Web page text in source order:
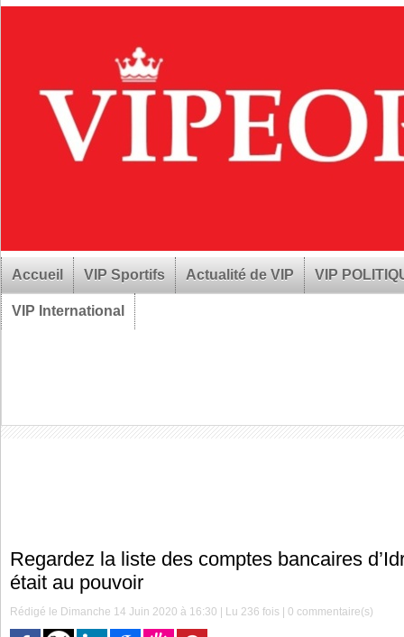
Accueil VIP Sportifs Actualité de VIP VIP
VIP International
Regardez la liste des comptes bancaires
était au pouvoir
Rédigé le Dimanche 14 Juin 2020 à 16:30 | Lu 236 fois |0 commentaire(s)